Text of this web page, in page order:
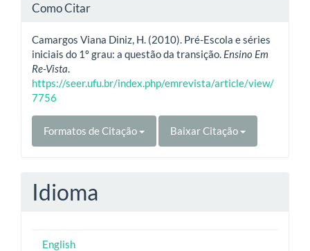
Como Citar
Camargos Viana Diniz, H. (2010). Pré-Escola e séries
iniciais do 1º grau: a questão da transição. Ensino Em
Re-Vista.
https://seer.ufu.br/index.php/emrevista/article/view/
7756
Formatos de Citação Baixar Citação
Idioma
English